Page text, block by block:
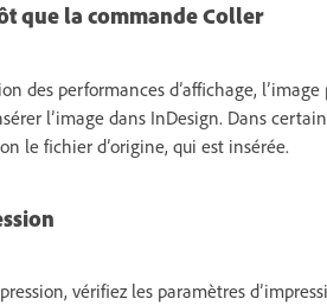
que la commande Coller
des performances d’affichage,
l’image dans InDesign. Dans
le fichier d’origine, qui est insérée.
vérifiez les paramètres